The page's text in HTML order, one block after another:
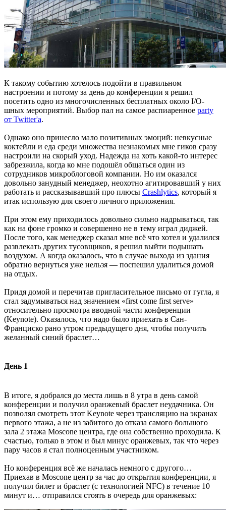
К такому событию хотелось подойти в правильном
настроении и потому за день до конференции я решил
посетить одно из многочисленных бесплатных около I/O-
шных мероприятий. Выбор пал на самое распиаренное party
от Twitter'а.
Однако оно принесло мало позитивных эмоций: невкусные
коктейли и еда среди множества незнакомых мне гиков сразу
настроили на скорый уход. Надежда на хоть какой-то интерес
забрезжила, когда ко мне подошёл общаться один из
сотрудников микроблоговой компании. Но им оказался
довольно занудный менеджер, неохотно агитировавший у них
работать и рассказывавший про плюсы Crashlytics, который я
итак использую для своего личного приложения.
При этом ему приходилось довольно сильно надрываться, так
как на фоне громко и совершенно не в тему играл диджей.
После того, как менеджер сказал мне всё что хотел и удалился
развлекать других тусовщиков, я решил выйти подышать
воздухом. А когда оказалось, что в случае выхода из здания
обратно вернуться уже нельзя — поспешил удалиться домой
на отдых.
Придя домой и перечитав пригласительное письмо от гугла, я
стал задумываться над значением «first come first serve»
относительно просмотра вводной части конференции
(Keynote). Оказалось, что надо было приехать в Сан-
Франциско рано утром предыдущего дня, чтобы получить
желанный синий браслет…
День 1
В итоге, я добрался до места лишь в 8 утра в день самой
конференции и получил оранжевый браслет неудачника. Он
позволял смотреть этот Keynote через трансляцию на экранах
первого этажа, а не из забитого до отказа самого большого
зала 2 этажа Moscone центра, где она собственно проходила. К
счастью, только в этом и был минус оранжевых, так что через
пару часов я стал полноценным участником.
Но конференция всё же началась немного с другого…
Приехав в Moscone центр за час до открытия конференции, я
получил билет и браслет (с технологией NFC) в течение 10
минут и… отправился стоять в очередь для оранжевых: